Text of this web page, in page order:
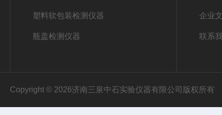
塑料软包装检测仪器
瓶盖检测仪器
企业
联系
Copyright © 2026济南三泉中石实验仪器有限公司版权所有